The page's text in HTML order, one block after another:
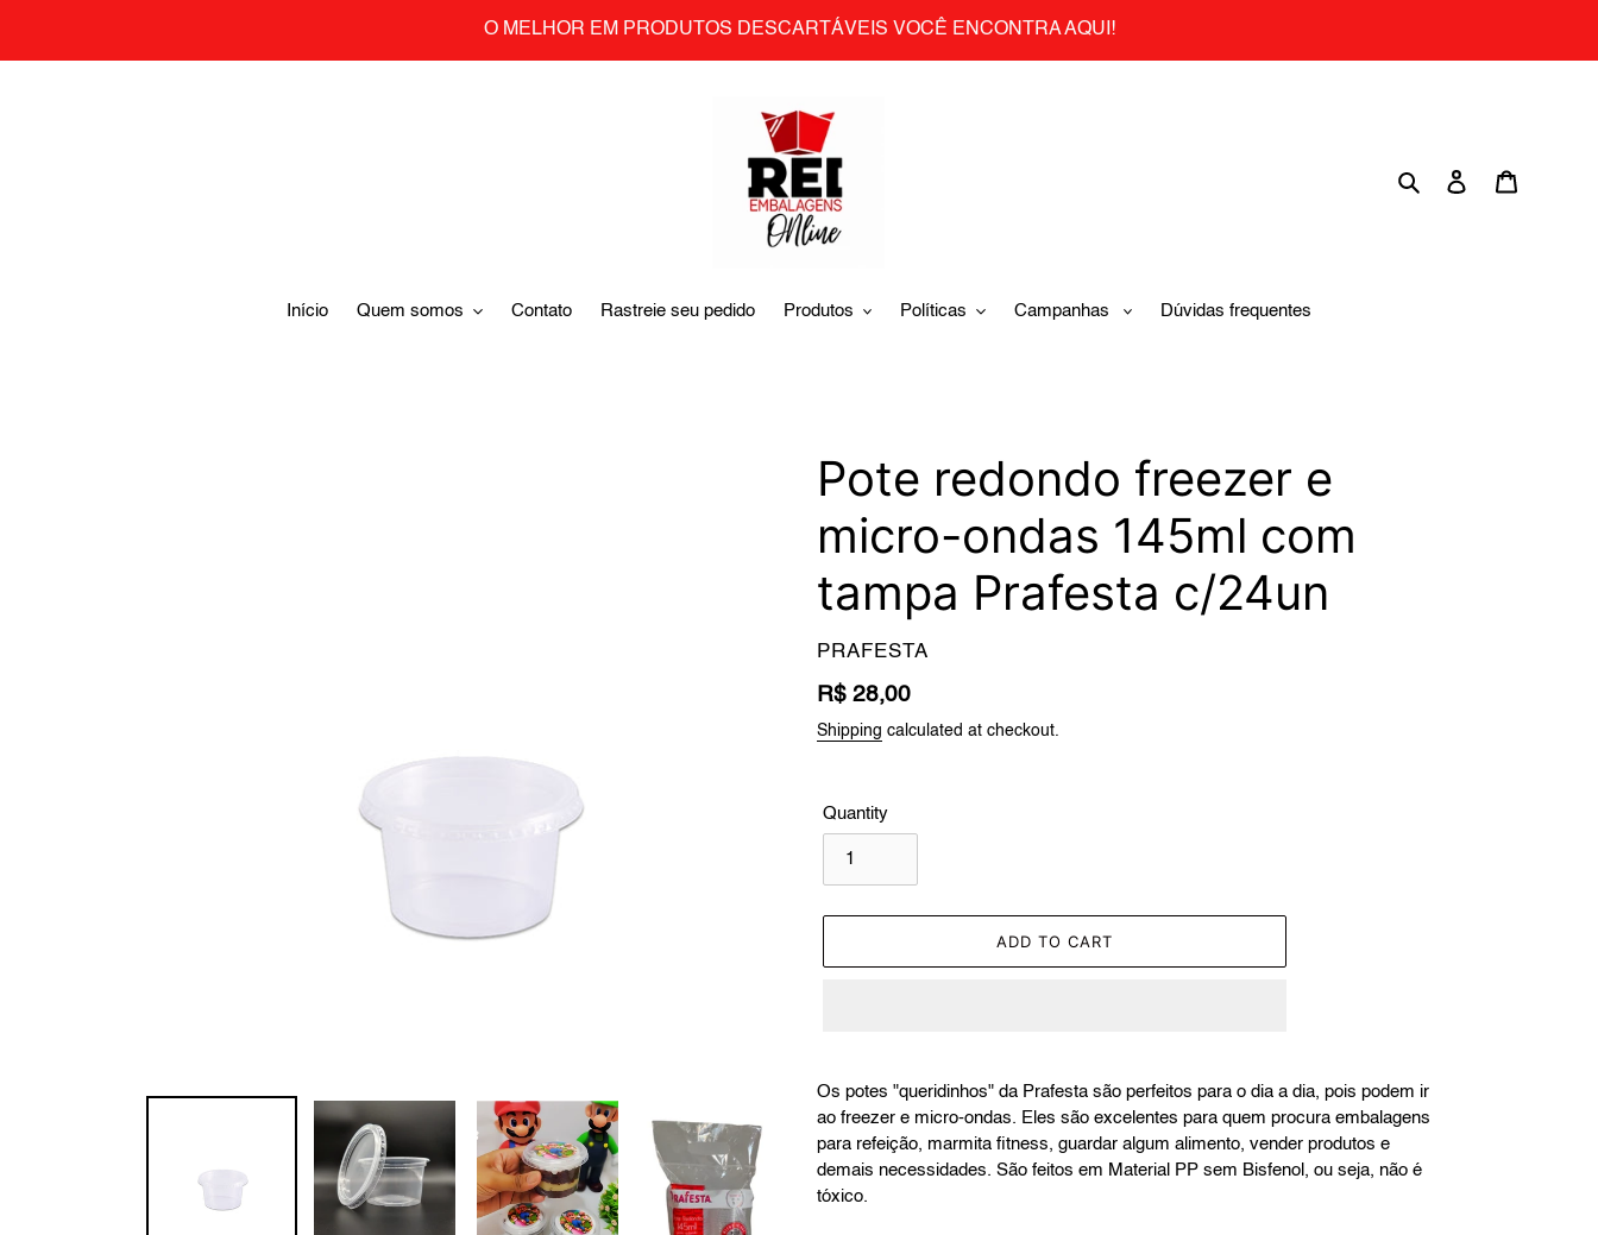
content
O MELHOR EM PRODUTOS DESCARTÁVEIS VOCÊ ENCONTRA AQUI!
Search Log in
Início Quem somos Contato Rastreie seu pedido Produtos Políticas Campanhas Dúvidas frequentes
Pote redondo freezer e
micro-ondas 145ml com
tampa Prafesta c/24un
VENDOR
PRAFESTA
Regular
price
R$ 28,00
Shipping calculated at checkout.
Quantity
ADD TO CART
product
cart
Os potes "queridinhos" da Prafesta são perfeitos para o dia a dia, pois podem ir
ao freezer e micro-ondas. Eles são excelentes para quem procura embalagens
para refeição, marmita fitness, guardar algum alimento, vender produtos e
demais necessidades. São feitos em Material PP sem Bisfenol, ou seja, não é
tóxico.